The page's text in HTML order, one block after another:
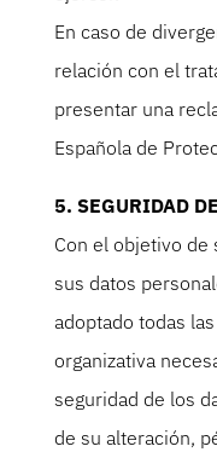
En caso de
relación con el
presentar una
Española de
5. SEGURIDAD
Con el objetivo de
sus datos
adoptado todas
organizativa
seguridad de los
de su alteración,